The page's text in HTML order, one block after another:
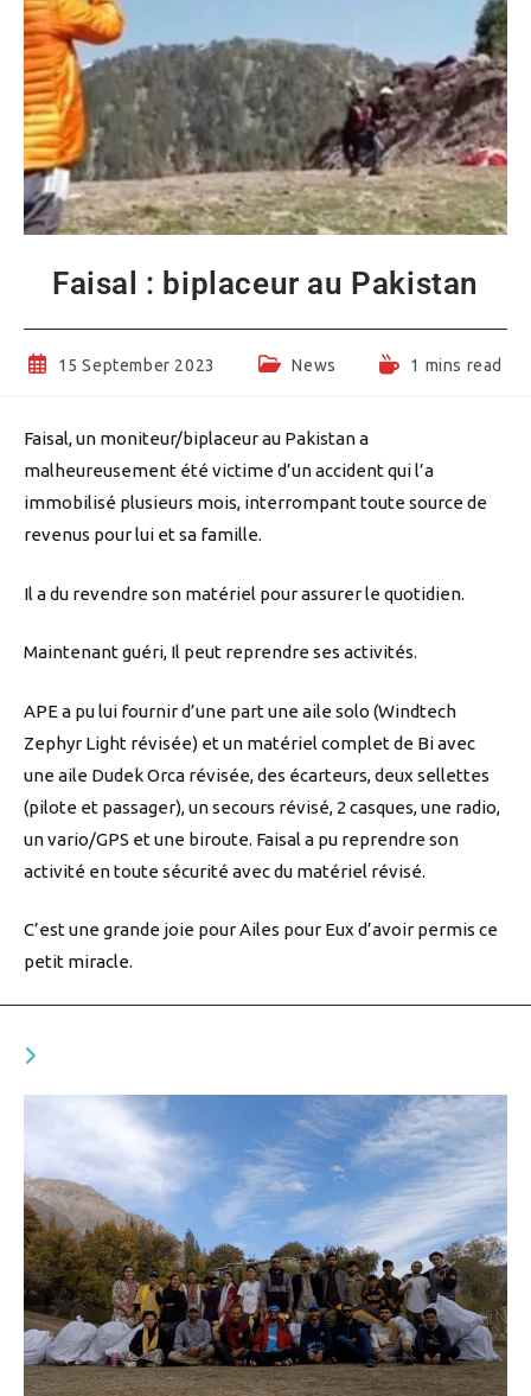
Faisal : biplaceur au Pakistan
Post15 September 2023
PostNews
Reading1 mins read
Faisal, un moniteur/biplaceur au Pakistan a
malheureusement été victime d’un accident qui l’a
immobilisé plusieurs mois, interrompant toute source de
revenus pour lui et sa famille.
Il a du revendre son matériel pour assurer le quotidien.
Maintenant guéri, Il peut reprendre ses activités.
APE a pu lui fournir d’une part une aile solo (Windtech
Zephyr Light révisée) et un matériel complet de Bi avec
une aile Dudek Orca révisée, des écarteurs, deux sellettes
(pilote et passager), un secours révisé, 2 casques, une radio,
un vario/GPS et une biroute. Faisal a pu reprendre son
activité en toute sécurité avec du matériel révisé.
C’est une grande joie pour Ailes pour Eux d’avoir permis ce
petit miracle.